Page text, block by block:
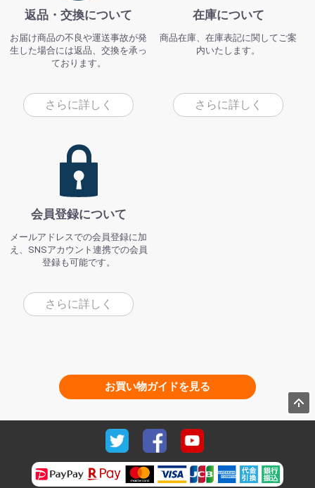
返品・交換について
お届け商品の不良や運送事故が発
生した場合には返品、交換を承っ
ております。
さらに詳しく
在庫について
商品在庫、在庫表記に関してご案
内いたします。
さらに詳しく
会員登録について
メールアドレスでの会員登録に加
え、SNSアカウント連携での会員
登録も可能です。
さらに詳しく
お買い物ガイドを見る